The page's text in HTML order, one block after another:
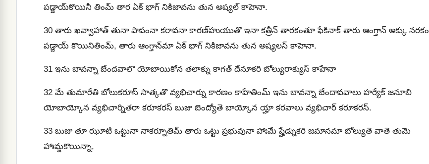
పడ్జాయ్‍కొయినీ తింమ్ తార ఏక్‍ భాగ్‍ నికిజావను తున అష్యల్ కాహెనా.
30 తారు ఖవ్వాహాత్ తునా పాపంనా కరావనా కారణ్‌హుయుతొ ఇనా కత్రీన్‍ తారకంతూ ఫేకినాక్‍ తారు ఆంగ్తాన్‍ అక్కు నరకం
పడ్జాయ్‍ కొయినితింమ్, తారు ఆంగ్తాన్‍మా ఏక్‍ భాగ్‍ నికిజావను తున అష్యలస్‍ కాహెనా.
31 ఇను బావన్నా బేందవాలొ యోబాయికోన తలాక్ను కాగత్ దేనూకరి బోల్యురాక్యుస్‍ కాహేనా
32 మే తుమారేతి బోలుకరూస్ సాత్కతొ వ్యభిచార్ను కారణం కాహేతింమ్‍ ఇను బావన్నా బేందావవాలు హర్యేక్‍ జనూబి
యోబాయ్కోన వ్యభిచార్నితరా కరూకరస్ బుజు బెంద్యోతె బాయ్కోన య్హా కరవాలు వ్యభిచార్ కరూకరస్.
33 బుజు తూ ఝూటి ఒట్టునా నాకర్నూతిమ్ తారు ఒట్టు ప్రభువునా హాఃమే ప్హేడ్నుకరి జమానమా బోల్యుతె వాతె తుమె
హాఃమ్జకొయిన్నా,